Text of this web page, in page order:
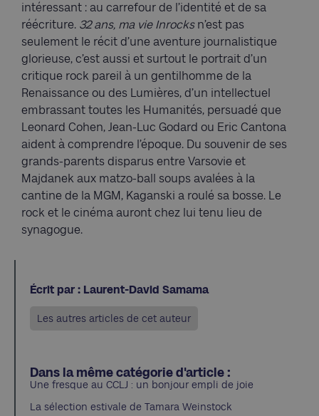
intéressant : au carrefour de l’identité et de sa
réécriture. 32 ans, ma vie Inrocksn’est pas
seulement le récit d’une aventure journalistique
glorieuse, c’est aussi et surtout le portrait d’un
critique rock pareil à un gentilhomme de la
Renaissance ou des Lumières, d’un intellectuel
embrassant toutes les Humanités, persuadé que
Leonard Cohen, Jean-Luc Godard ou Eric Cantona
aident à comprendre l’époque. Du souvenir de ses
grands-parents disparus entre Varsovie et
Majdanek aux matzo-ball soups avalées à la
cantine de la MGM, Kaganski a roulé sa bosse. Le
rock et le cinéma auront chez lui tenu lieu de
synagogue.
Écrit par : Laurent-David Samama
Les autres articles de cet auteur
Dans la même catégorie d'article :
Une fresque au CCLJ : un bonjour empli de joie
La sélection estivale de Tamara Weinstock